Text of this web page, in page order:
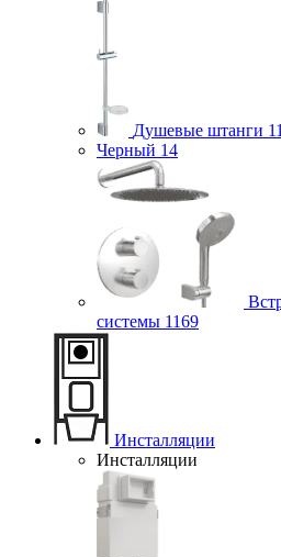
Душевые штанги
Черный 14
системы 1169
Инсталляции
Инсталляции